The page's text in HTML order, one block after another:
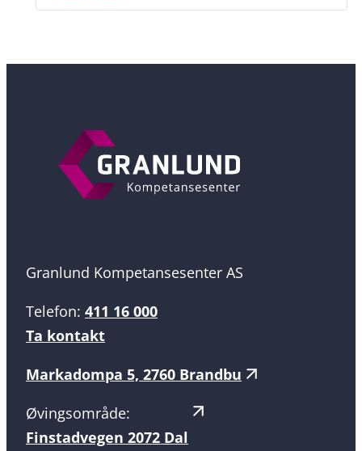
Granlund Kompetansesenter AS
Telefon: 411 16 000
Ta kontakt
Markadompa 5, 2760 Brandbu
Øvingsområde:
Finstadvegen 2072 Dal